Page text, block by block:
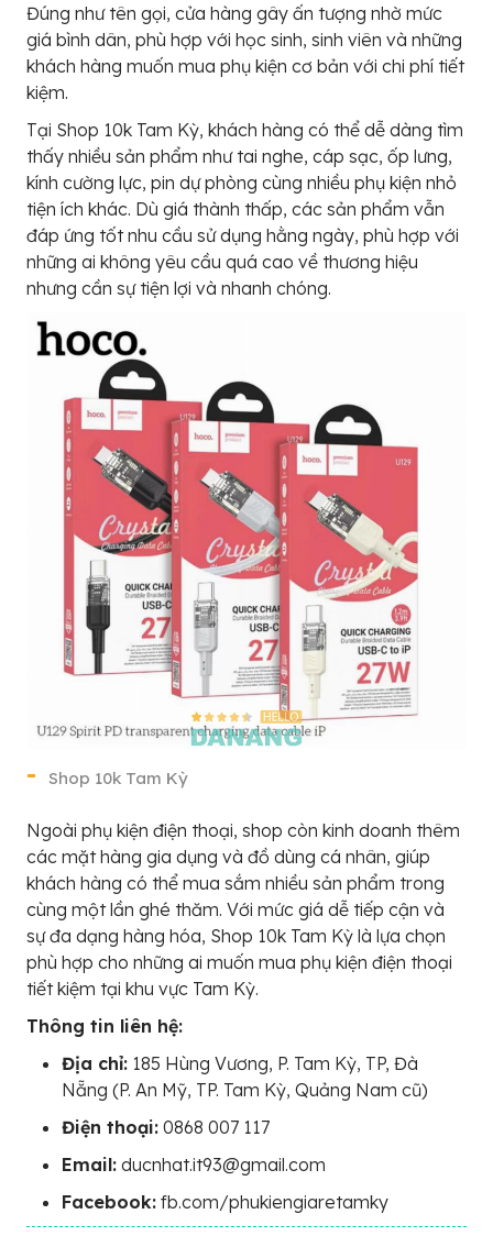
Đúng như tên gọi, cửa hàng gây ấn tượng nhờ mức
giá bình dân, phù hợp với học sinh, sinh viên và những
khách hàng muốn mua phụ kiện cơ bản với chi phí tiết
kiệm.
Tại Shop 10k Tam Kỳ, khách hàng có thể dễ dàng tìm
thấy nhiều sản phẩm như tai nghe, cáp sạc, ốp lưng,
kính cường lực, pin dự phòng cùng nhiều phụ kiện nhỏ
tiện ích khác. Dù giá thành thấp, các sản phẩm vẫn
đáp ứng tốt nhu cầu sử dụng hằng ngày, phù hợp với
những ai không yêu cầu quá cao về thương hiệu
nhưng cần sự tiện lợi và nhanh chóng.
Shop 10k Tam Kỳ
Ngoài phụ kiện điện thoại, shop còn kinh doanh thêm
các mặt hàng gia dụng và đồ dùng cá nhân, giúp
khách hàng có thể mua sắm nhiều sản phẩm trong
cùng một lần ghé thăm. Với mức giá dễ tiếp cận và
sự đa dạng hàng hóa, Shop 10k Tam Kỳ là lựa chọn
phù hợp cho những ai muốn mua phụ kiện điện thoại
tiết kiệm tại khu vực Tam Kỳ.
Thông tin liên hệ:
Địa chỉ: 185 Hùng Vương, P. Tam Kỳ, TP, Đà
Nẵng (P. An Mỹ, TP. Tam Kỳ, Quảng Nam cũ)
Điện thoại: 0868 007 117
Email: ducnhat.it93@gmail.com
Facebook: fb.com/phukiengiaretamky